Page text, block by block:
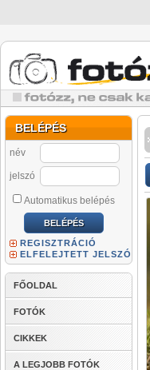
BELÉPÉS
név
jelszó
Automatikus belépés
REGISZTRÁCIÓ
ELFELEJTETT JELSZÓ
FŐOLDAL
FOTÓK
CIKKEK
A LEGJOBB FOTÓK